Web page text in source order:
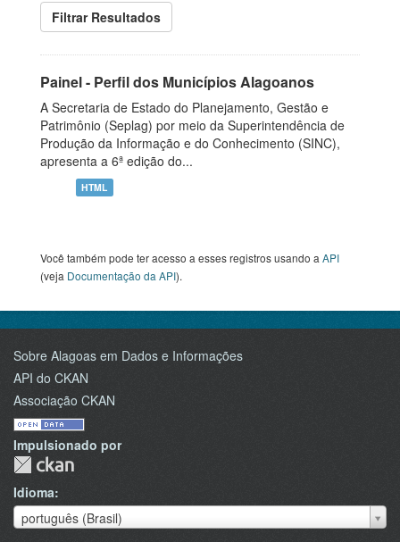
Filtrar Resultados
Painel - Perfil dos Municípios Alagoanos
A Secretaria de Estado do Planejamento, Gestão e
Patrimônio (Seplag) por meio da Superintendência de
Produção da Informação e do Conhecimento (SINC),
apresenta a 6ª edição do...
HTML
Você também pode ter acesso a esses registros usando a API
(veja Documentação da API).
Sobre Alagoas em Dados e Informações
API do CKAN
Associação CKAN
Impulsionado por
Idioma
português (Brasil)
Idioma